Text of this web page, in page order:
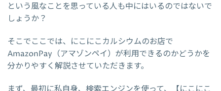
という風なことを思っている人も中にはいるのではないで
しょうか？
そこでここでは、にこにこカルシウムのお店で
AmazonPay（アマゾンペイ）が利用できるのかどうかを
分かりやすく解説させていただきます。